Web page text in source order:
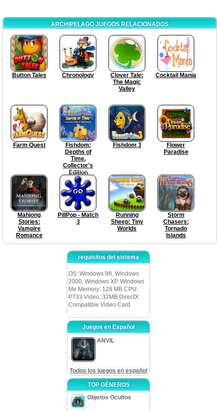
ARCHIPELAGO JUEGOS RELACIONADOS
Button Tales Chronology
Clover Tale:
The Magic
Valley
Cocktail Mania
Farm Quest
Fishdom:
Depths of
Time.
Collector's
Edition
Fishdom 3
Flower
Paradise
Mahjong
Stories:
Vampire
Romance
PillPop - Match
3
Running
Sheep: Tiny
Worlds
Storm
Chasers:
Tornado
Islands
requisitos del sistema
OS: Windows 98, Windows
2000, Windows XP, Windows
Me Memory: 128 MB CPU:
P733 Video: 32MB DirectX
Compatible Video Card
Juegos en Español
ANVIL
Todos los juegos en español
TOP GÉNEROS
Objetos Ocultos